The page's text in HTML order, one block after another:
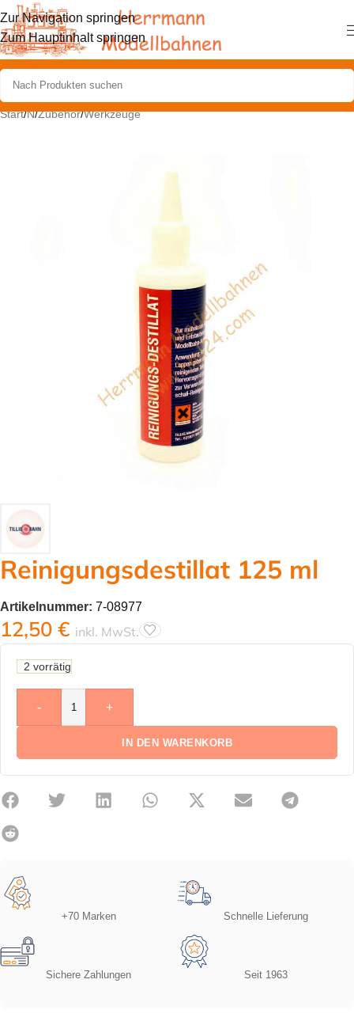
Zur Navigation springen
Zum Hauptinhalt springen
Start/N/Zubehör/Werkzeuge
Reinigungsdestillat 125 ml
Artikelnummer: 7-08977
12,50 € inkl. MwSt.
2 vorrätig
- +
IN DEN WARENKORB
+70 Marken Schnelle Lieferung
Sichere Zahlungen Seit 1963